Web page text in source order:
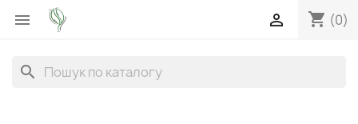
 shopping_cart (0)

search